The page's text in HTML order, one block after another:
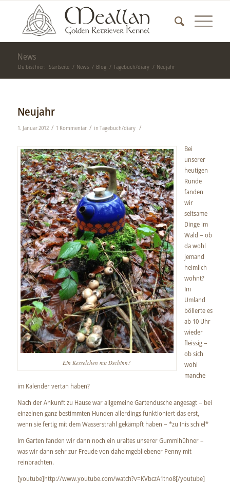
News
Du bist hier: Startseite / News / Blog / Tagebuch/diary / Neujahr
Neujahr
1. Januar 2012 / 1 Kommentar / in Tagebuch/diary /
Ein Kesselchen mit Dschinn?
Bei
unserer
heutigen
Runde
fanden
wir
seltsame
Dinge im
Wald – ob
da wohl
jemand
heimlich
wohnt?
Im
Umland
böllerte es
ab 10 Uhr
wieder
fleissig –
ob sich
wohl
manche
im Kalender vertan haben?
Nach der Ankunft zu Hause war allgemeine Gartendusche angesagt – bei
einzelnen ganz bestimmten Hunden allerdings funktioniert das erst,
wenn sie fertig mit dem Wasserstrahl gekämpft haben – *zu Inis schiel*
Im Garten fanden wir dann noch ein uraltes unserer Gummihühner –
was wir dann sehr zur Freude von daheimgebliebener Penny mit
reinbrachten.
[youtube]http://www.youtube.com/watch?v=KVbczA1tno8[/youtube]